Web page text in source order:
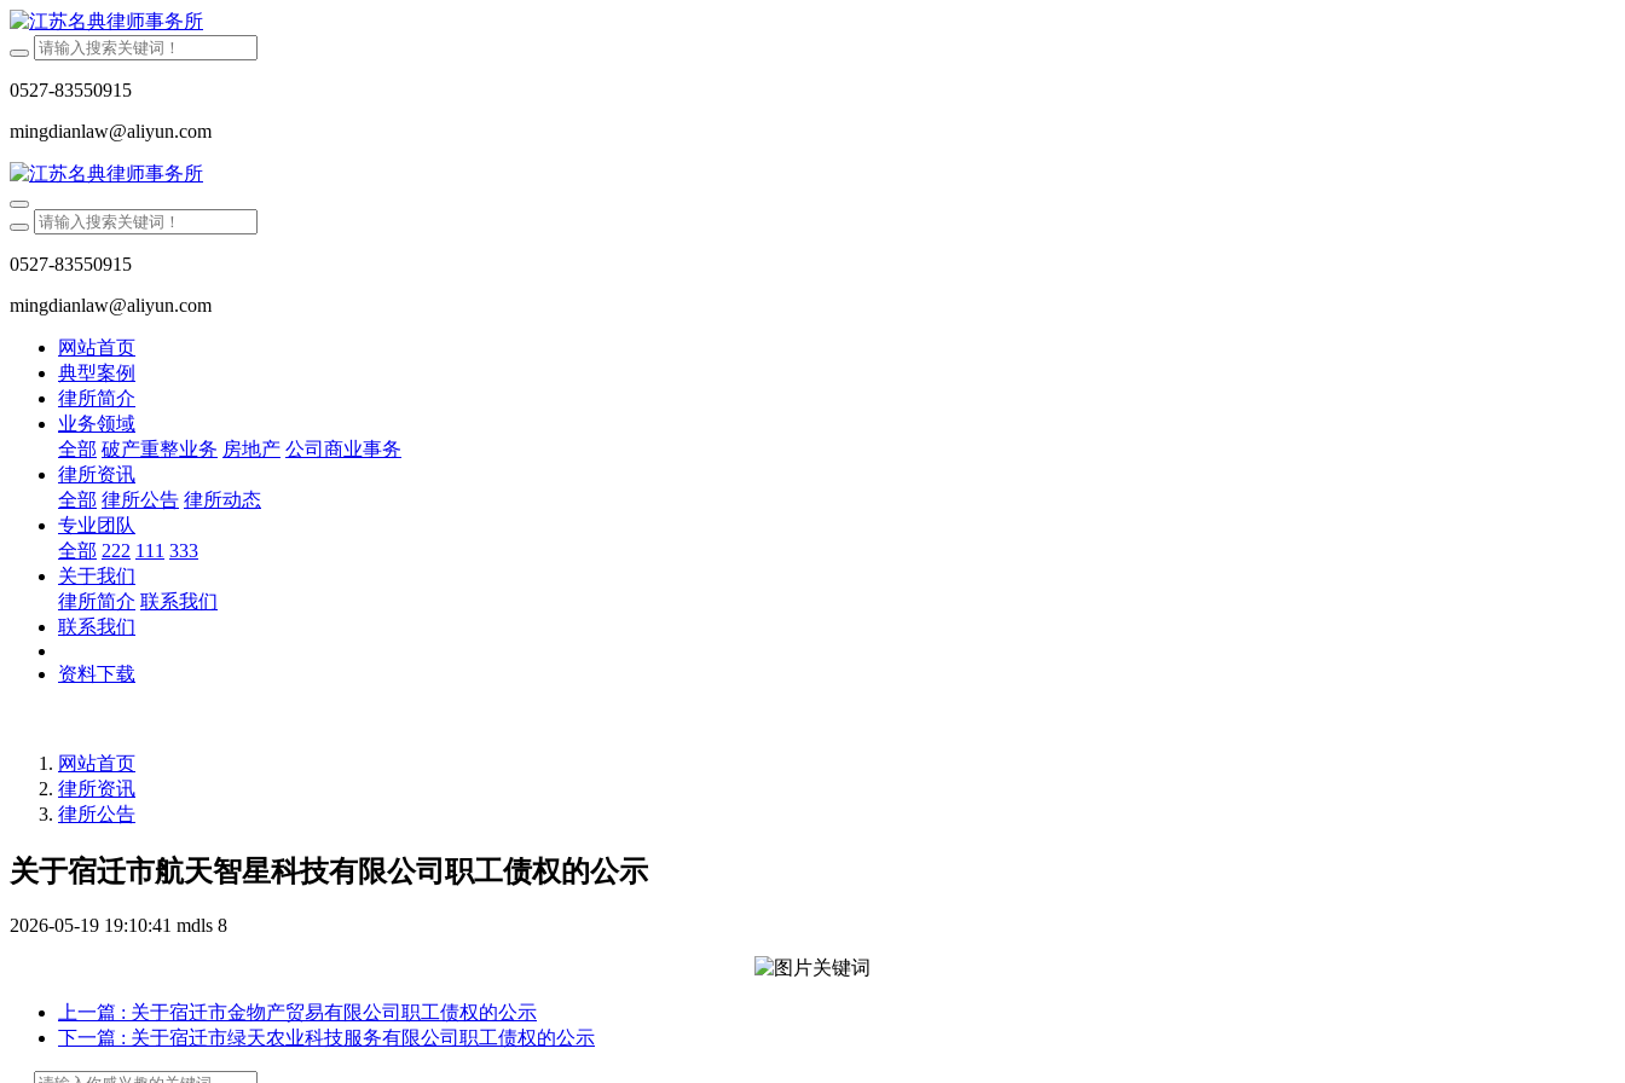
0527-83550915
mingdianlaw@aliyun.com
0527-83550915
mingdianlaw@aliyun.com
网站首页
典型案例
律所简介
业务领域
全部 破产重整业务 房地产 公司商业事务
律所资讯
全部 律所公告 律所动态
专业团队
全部 222 111 333
关于我们
律所简介 联系我们
联系我们
资料下载
网站首页
律所资讯
律所公告
关于宿迁市航天智星科技有限公司职工债权的公示
2026-05-19 19:10:41 mdls 8
上一篇 : 关于宿迁市金物产贸易有限公司职工债权的公示
下一篇 : 关于宿迁市绿天农业科技服务有限公司职工债权的公示